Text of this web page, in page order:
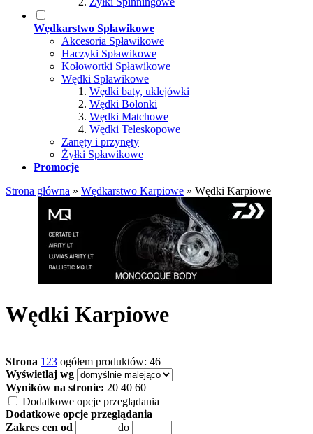
Wędkarstwo Spławikowe
Akcesoria Spławikowe
Haczyki Spławikowe
Kołowortki Spławikowe
Wędki Spławikowe
Wędki baty, uklejówki
Wędki Bolonki
Wędki Matchowe
Wędki Teleskopowe
Zanęty i przynęty
Żyłki Spławikowe
Promocje
Strona główna » Wędkarstwo Karpiowe » Wędki Karpiowe
Wędki Karpiowe
Strona 1 23 ogółem produktów: 46
Wyświetlaj wg
Wyników na stronie: 20 40 60
Dodatkowe opcje przeglądania
Dodatkowe opcje przeglądania
Zakres cen od
do